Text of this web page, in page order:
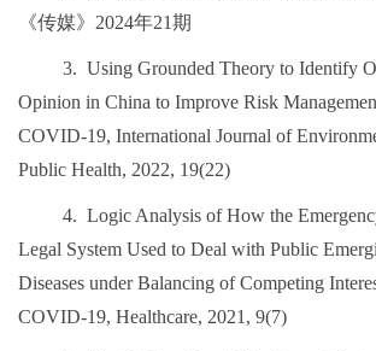
《传媒》 2024年21期
3. Using Grounded Theory to Identify
Opinion in China to Improve Risk
COVID-19, International Journal of
Public Health, 2022, 19(22)
4. Logic Analysis of How the
Legal System Used to Deal with Public
Diseases under Balancing of Competing
COVID-19, Healthcare, 2021, 9(7)